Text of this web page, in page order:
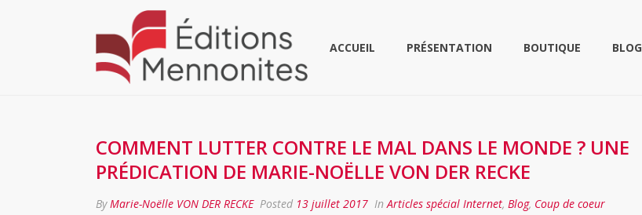
ACCUEIL PRÉSENTATION BOUTIQUE BLOG
COMMENT LUTTER CONTRE LE MAL DANS LE MONDE ? UNE
PRÉDICATION DE MARIE-NOËLLE VON DER RECKE
ByMarie-Noëlle VON DER RECKE Posted 13 juillet 2017 InArticles spécial Internet, Blog, Coup de coeur